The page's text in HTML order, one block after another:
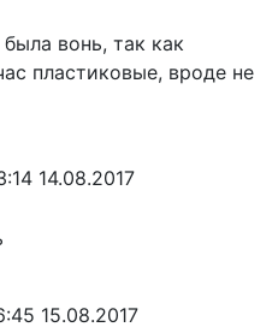
вонь, так как
пластиковые, вроде не
14.08.2017
15.08.2017